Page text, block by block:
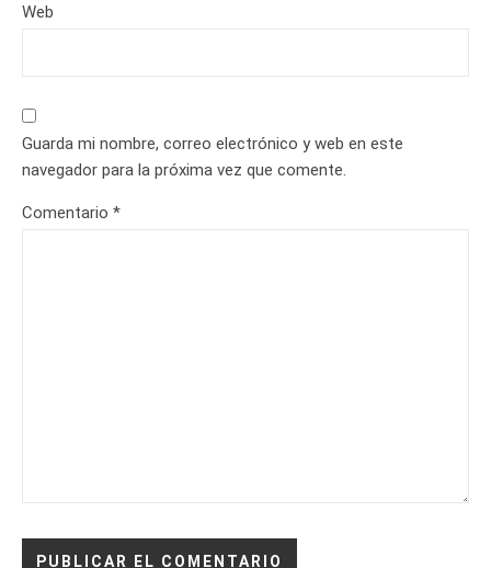
Web
Guarda mi nombre, correo electrónico y web en este
navegador para la próxima vez que comente.
Comentario *